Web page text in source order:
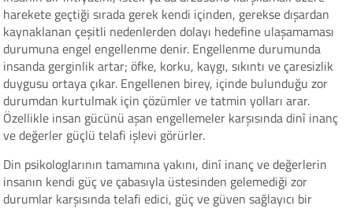
harekete geçtiği sırada gerek kendi içinden, gerekse dışardan
kaynaklanan çeşitli nedenlerden dolayı hedefine ulaşamaması
durumuna engel engellenme denir. Engellenme durumunda
insanda gerginlik artar; öfke, korku, kaygı, sıkıntı ve çaresizlik
duygusu ortaya çıkar. Engellenen birey, içinde bulunduğu zor
durumdan kurtulmak için çözümler ve tatmin yolları arar.
Özellikle insan gücünü aşan engellemeler karşısında dinî inanç
ve değerler güçlü telafi işlevi görürler.
Din psikologlarının tamamına yakını, dinî inanç ve değerlerin
insanın kendi güç ve çabasıyla üstesinden gelemediği zor
durumlar karşısında telafi edici, güç ve güven sağlayıcı bir